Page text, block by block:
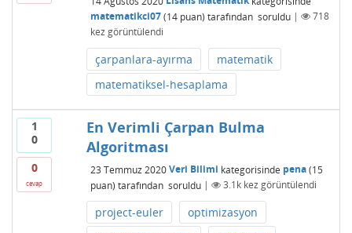
matematikci07 (14puan) tarafından soruldu |
718
kez görüntülendi
çarpanlara-ayırma
matematik
matematiksel-hesaplama
1
0
0
cevap
En Verimli Çarpan Bulma
Algoritması
23 Temmuz 2020 Veri Bilimi kategorisinde pena (15
puan) tarafından soruldu | 3.1kkez görüntülendi
project-euler
optimizasyon